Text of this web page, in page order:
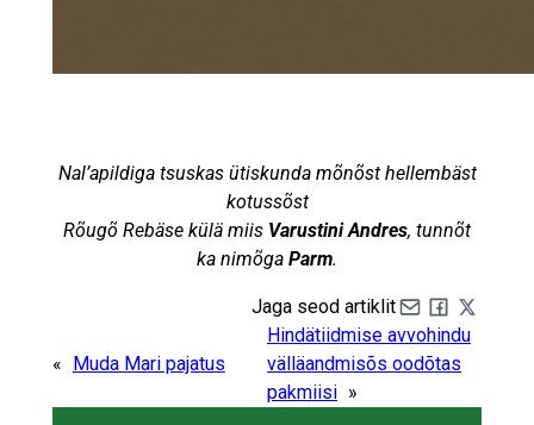
Nal’apildiga tsuskas ütiskunda mõnõst hellembäst
kotussõst
Rõugõ Rebäse külä miis Varustini Andres, tunnõt
ka nimõga Parm.
Jaga seod artiklit
Share by e-mail
Share on
Share on
« Muda Mari pajatus
Hindätiidmise avvohindu
välläandmisõs oodõtas
pakmiisi »